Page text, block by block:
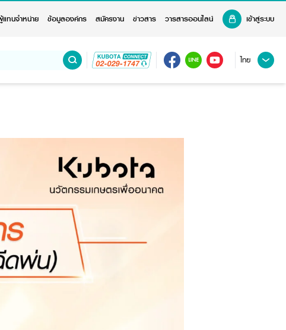
ทนจำหน่าย ข้อมูลองค์กร สมัครงาน ข่าวสาร วารสารออนไลน์ เข้าสู่ระบบ
ไทย